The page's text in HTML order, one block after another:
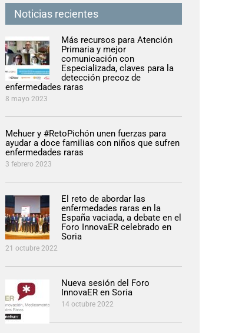
Noticias recientes
Más recursos para Atención
Primaria y mejor
comunicación con
Especializada, claves para la
detección precoz de
enfermedades raras
8 mayo 2023
Mehuer y #RetoPichón unen fuerzas para
ayudar a doce familias con niños que sufren
enfermedades raras
3 febrero 2023
El reto de abordar las
enfermedades raras en la
España vaciada, a debate en el
Foro InnovaER celebrado en
Soria
21 octubre 2022
Nueva sesión del Foro
InnovaER en Soria
14 octubre 2022